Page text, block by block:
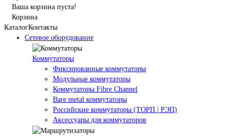
Ваша корзина пуста!
Корзина
КаталогКонтакты
Сетевое оборудование
Коммутаторы
Фиксированные коммутаторы
Модульные коммутаторы
Коммутаторы Fibre Channel
Bare metal коммутаторы
Российские коммутаторы (ТОРП | РЭП)
Аксессуары для коммутаторов